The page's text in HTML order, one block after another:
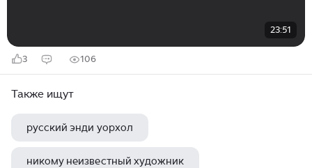
23:51
3 106
Также ищут
русский энди уорхол
никому неизвестный художник